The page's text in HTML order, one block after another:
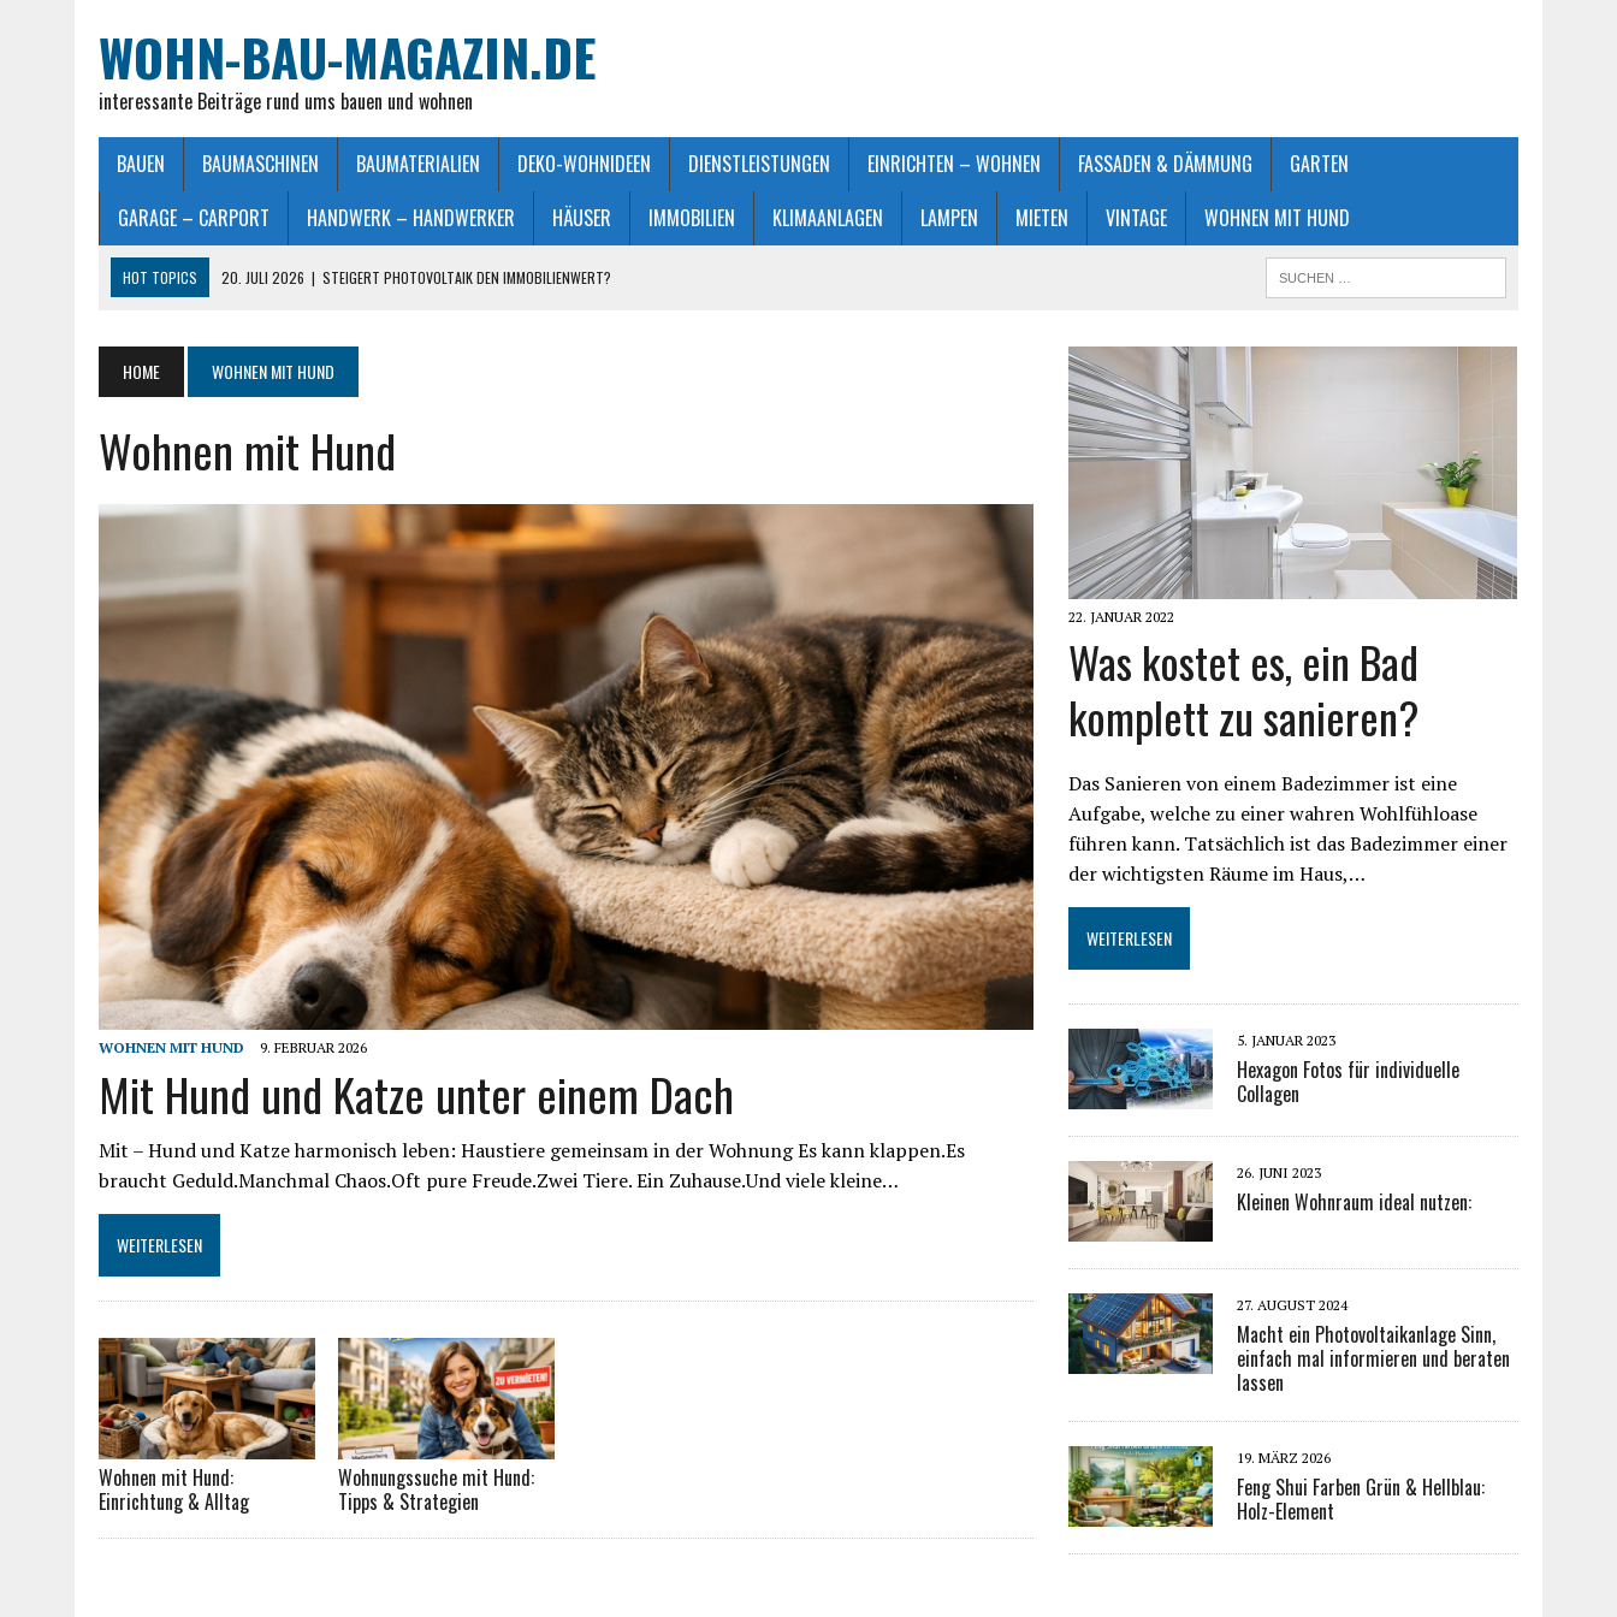
WOHN-BAU-MAGAZIN.DE
interessante Beiträge rund ums bauen und wohnen
BAUEN BAUMASCHINEN BAUMATERIALIEN DEKO-WOHNIDEEN DIENSTLEISTUNGEN EINRICHTEN – WOHNEN FASSADEN & DÄMMUNG
GARTEN
GARAGE – CARPORT
HANDWERK – HANDWERKER HÄUSER IMMOBILIEN KLIMAANLAGEN LAMPEN MIETEN VINTAGE WOHNEN MIT HUND
HOT TOPICS 20. JULI 2026 | STEIGERT PHOTOVOLTAIK DEN IMMOBILIENWERT?
25. JUNI 2026 | FRANZÖSISCHES DOPPELBETT: MASSE, VORTEILE UND KAUFBERATUNG
23. JULI 2026
SO EINFACH GELINGT – DIE PERFEKTE TERRASSENGESTALTUNG
HOME WOHNEN MIT HUND
Wohnen mit Hund
WOHNEN MIT HUND 9. FEBRUAR 2026
Mit Hund und Katze unter einem Dach
Mit – Hund und Katze harmonisch leben: Haustiere gemeinsam in der Wohnung Es kann klappen.Es
braucht Geduld.Manchmal Chaos.Oft pure Freude.Zwei Tiere. Ein Zuhause.Und viele kleine…
WEITERLESEN
Wohnen mit Hund:
Einrichtung & Alltag
Wohnungssuche mit Hund:
Tipps & Strategien
22. JANUAR 2022
Was kostet es, ein Bad
komplett zu sanieren?
Das Sanieren von einem Badezimmer ist eine
Aufgabe, welche zu einer wahren Wohlfühloase
führen kann. Tatsächlich ist das Badezimmer einer
der wichtigsten Räume im Haus,…
WEITERLESEN
5. JANUAR 2023
Hexagon Fotos für individuelle
Collagen
26. JUNI 2023
Kleinen Wohnraum ideal nutzen:
27. AUGUST 2024
Macht ein Photovoltaikanlage Sinn,
einfach mal informieren und beraten
lassen
19. MÄRZ 2026
Feng Shui Farben Grün & Hellblau:
Holz-Element